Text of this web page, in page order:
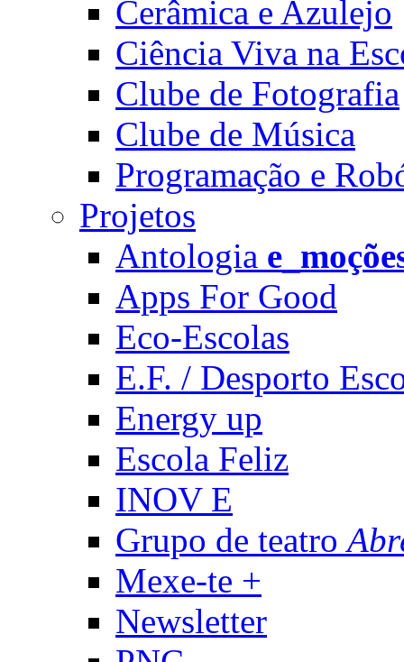
Cerâmica e Azulejo
Ciência Viva na
Clube de Fotografia
Clube de Música
Programação e
Projetos
Antologia
Apps For Good
Eco-Escolas
E.F. / Desporto
Energy up
Escola Feliz
INOV E
Grupo de teatro
Mexe-te +
Newsletter